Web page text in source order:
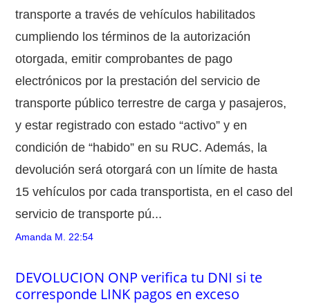
transporte a través de vehículos habilitados
cumpliendo los términos de la autorización
otorgada, emitir comprobantes de pago
electrónicos por la prestación del servicio de
transporte público terrestre de carga y pasajeros,
y estar registrado con estado “activo” y en
condición de “habido” en su RUC. Además, la
devolución será otorgará con un límite de hasta
15 vehículos por cada transportista, en el caso del
servicio de transporte pú...
Amanda M. 22:54
DEVOLUCION ONP verifica tu DNI si te
corresponde LINK pagos en exceso